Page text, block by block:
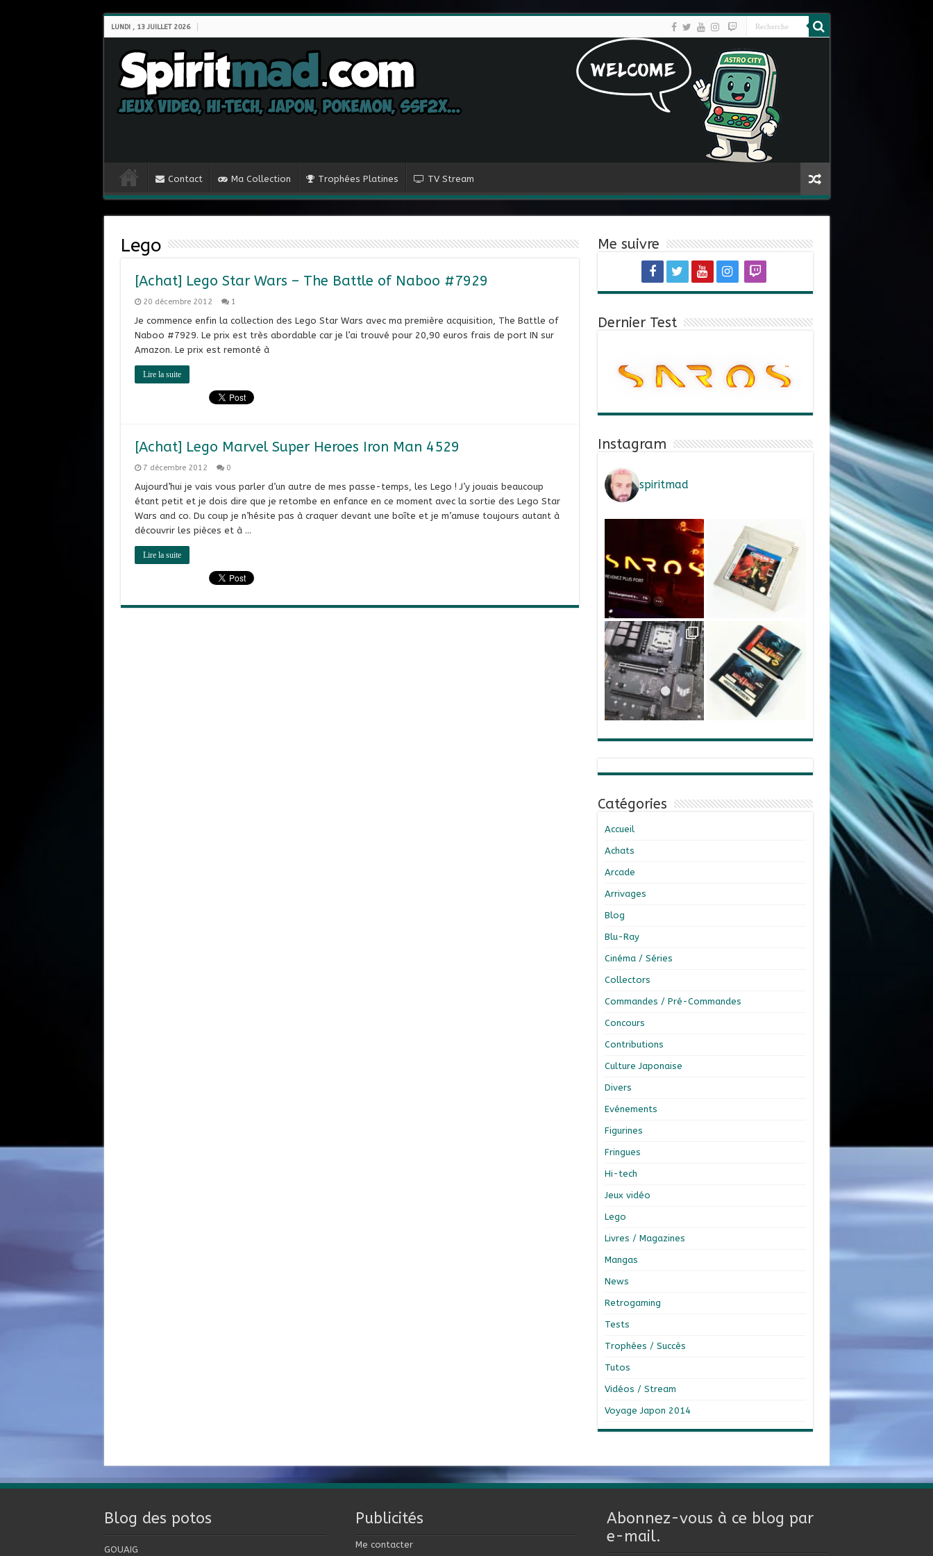
LUNDI , 13 JUILLET 2026
Contact Ma Collection Trophées Platines TV Stream
Lego
[Achat] Lego Star Wars – The Battle of Naboo #7929
20 décembre 2012 1
Je commence enfin la collection des Lego Star Wars avec ma première acquisition, The Battle of
Naboo #7929. Le prix est très abordable car je l’ai trouvé pour 20,90 euros frais de port IN sur
Amazon. Le prix est remonté à
Lire la suite
[Achat] Lego Marvel Super Heroes Iron Man 4529
7 décembre 2012 0
Aujourd’hui je vais vous parler d’un autre de mes passe-temps, les Lego ! J’y jouais beaucoup
étant petit et je dois dire que je retombe en enfance en ce moment avec la sortie des Lego Star
Wars and co. Du coup je n’hésite pas à craquer devant une boîte et je m’amuse toujours autant à
découvrir les pièces et à …
Lire la suite
Me suivre
Dernier Test
Instagram
spiritmad
Catégories
Accueil
Achats
Arcade
Arrivages
Blog
Blu-Ray
Cinéma / Séries
Collectors
Commandes / Pré-Commandes
Concours
Contributions
Culture Japonaise
Divers
Evénements
Figurines
Fringues
Hi-tech
Jeux vidéo
Lego
Livres / Magazines
Mangas
News
Retrogaming
Tests
Trophées / Succès
Tutos
Vidéos / Stream
Voyage Japon 2014
Blog des potos
GOUAIG
Publicités
Me contacter
Abonnez-vous à ce blog par
e-mail.